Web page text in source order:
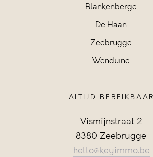
Blankenberge
De Haan
Zeebrugge
Wenduine
ALTIJD BEREIKBAAR
Vismijnstraat 2
8380 Zeebrugge
hello@keyimmo.be